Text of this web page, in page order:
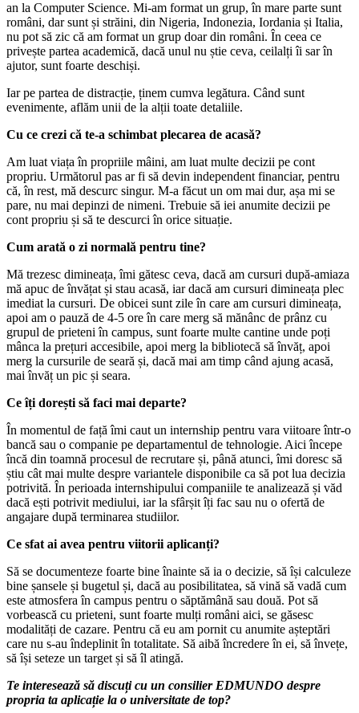
an la Computer Science. Mi-am format un grup, în mare parte sunt
români, dar sunt și străini, din Nigeria, Indonezia, Iordania și Italia,
nu pot să zic că am format un grup doar din români. În ceea ce
privește partea academică, dacă unul nu știe ceva, ceilalți îi sar în
ajutor, sunt foarte deschiși.
Iar pe partea de distracție, ținem cumva legătura. Când sunt
evenimente, aflăm unii de la alții toate detaliile.
Cu ce crezi că te-a schimbat plecarea de acasă?
Am luat viața în propriile mâini, am luat multe decizii pe cont
propriu. Următorul pas ar fi să devin independent financiar, pentru
că, în rest, mă descurc singur. M-a făcut un om mai dur, așa mi se
pare, nu mai depinzi de nimeni. Trebuie să iei anumite decizii pe
cont propriu și să te descurci în orice situație.
Cum arată o zi normală pentru tine?
Mă trezesc dimineața, îmi gătesc ceva, dacă am cursuri după-amiaza
mă apuc de învățat și stau acasă, iar dacă am cursuri dimineața plec
imediat la cursuri. De obicei sunt zile în care am cursuri dimineața,
apoi am o pauză de 4-5 ore în care merg să mănânc de prânz cu
grupul de prieteni în campus, sunt foarte multe cantine unde poți
mânca la prețuri accesibile, apoi merg la bibliotecă să învăț, apoi
merg la cursurile de seară și, dacă mai am timp când ajung acasă,
mai învăț un pic și seara.
Ce îți dorești să faci mai departe?
În momentul de față îmi caut un internship pentru vara viitoare într-o
bancă sau o companie pe departamentul de tehnologie. Aici începe
încă din toamnă procesul de recrutare și, până atunci, îmi doresc să
știu cât mai multe despre variantele disponibile ca să pot lua decizia
potrivită. În perioada internshipului companiile te analizează și văd
dacă ești potrivit mediului, iar la sfârșit îți fac sau nu o ofertă de
angajare după terminarea studiilor.
Ce sfat ai avea pentru viitorii aplicanți?
Să se documenteze foarte bine înainte să ia o decizie, să își calculeze
bine șansele și bugetul și, dacă au posibilitatea, să vină să vadă cum
este atmosfera în campus pentru o săptămână sau două. Pot să
vorbească cu prieteni, sunt foarte mulți români aici, se găsesc
modalități de cazare. Pentru că eu am pornit cu anumite așteptări
care nu s-au îndeplinit în totalitate. Să aibă încredere în ei, să învețe,
să își seteze un target și să îl atingă.
Te interesează să discuți cu un consilier EDMUNDO despre
propria ta aplicație la o universitate de top?